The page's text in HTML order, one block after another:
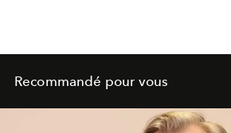
Recommandé pour vous